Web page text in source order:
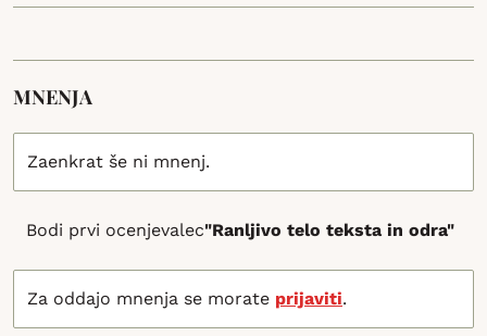
MNENJA
Zaenkrat še ni mnenj.
Bodi prvi ocenjevalec"Ranljivo telo teksta in odra"
Za oddajo mnenja se morate prijaviti.